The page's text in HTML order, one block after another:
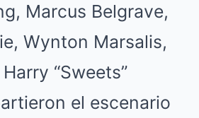
Marcus Belgrave,
Wynton Marsalis,
“Sweets”
el escenario